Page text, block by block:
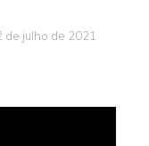
de julho de 2021